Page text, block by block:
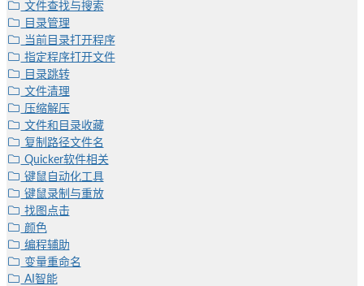
文件查找与搜索
目录管理
当前目录打开程序
指定程序打开文件
目录跳转
文件清理
压缩解压
文件和目录收藏
复制路径文件名
Quicker软件相关
键鼠自动化工具
键鼠录制与重放
找图点击
颜色
编程辅助
变量重命名
AI智能